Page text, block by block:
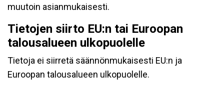
muutoin asianmukaisesti.
Tietojen siirto EU:n tai Euroopan
talousalueen ulkopuolelle
Tietoja ei siirretä säännönmukaisesti EU:n ja
Euroopan talousalueen ulkopuolelle.